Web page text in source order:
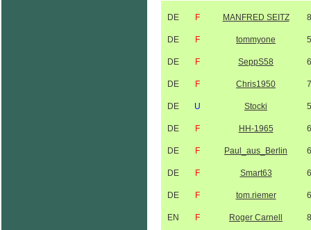
DE F MANFRED SEITZ
DE F tommyone
DE F SeppS58
DE F Chris1950
DE U Stocki
DE F HH-1965
DE F Paul_aus_Berlin
DE F Smart63
DE F tom.riemer
EN F Roger Carnell